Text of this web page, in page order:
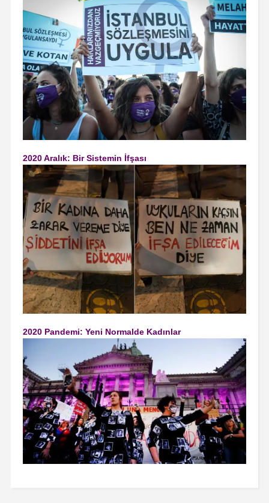
2020 Aralık: Bir Sistemin İfşası
2020 Pandemi: Yeni Normalde Kadınlar